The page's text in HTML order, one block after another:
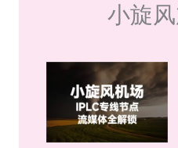
小旋